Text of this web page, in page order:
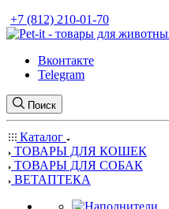
+7 (812) 210-01-70
Вконтакте
Telegram
Поиск
Каталог
ТОВАРЫ ДЛЯ КОШЕК
ТОВАРЫ ДЛЯ СОБАК
ВЕТАПТЕКА